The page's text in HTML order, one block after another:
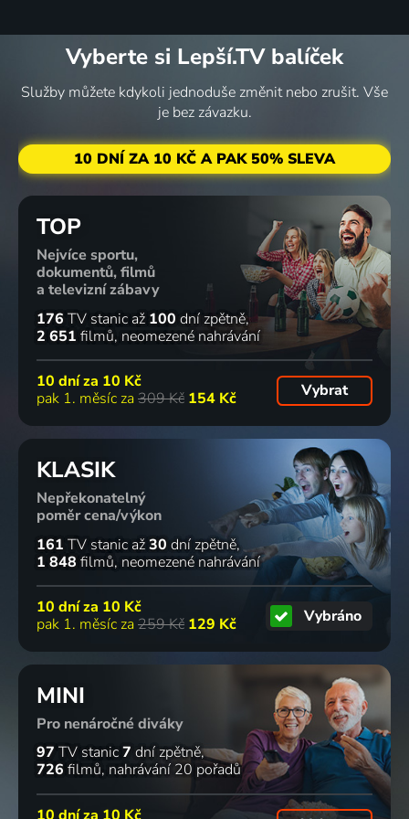
71
8 dílů 65
2 díly
Bardot
68
5 dílů
Instalatéři
domu
2023 | USA | Drama, Historický, Životopisný
2 díly
svet
Vyberte si Lepší.TV balíček
Služby můžete kdykoli jednoduše změnit nebo zrušit. Vše
je bez závazku.
10 DNÍ ZA 10 KČ A PAK 50% SLEVA
TOP
Nejvíce sportu,
dokumentů, filmů
a televizní zábavy
176 TV stanic až 100 dní zpětně
2 651 filmů neomezené nahrávání
10 dní za 10 Kč
pak 1. měsíc za 309 Kč 154 Kč Vybrat
KLASIK
Nepřekonatelný
poměr cena/výkon
161 TV stanic až30 dní zpětně
1 848 filmů neomezené nahrávání
10 dní za 10 Kč
pak 1. měsíc za 259 Kč 129 Kč Vybráno
MINI
Pro nenáročné diváky
97 TV stanic7 dní zpětně
726 filmů nahrávání 20 pořadů